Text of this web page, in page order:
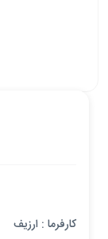
کارفرما : ارزیف